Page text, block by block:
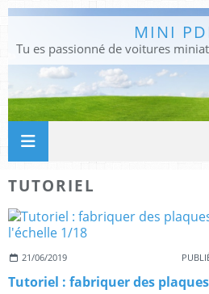
MINI
TUTORIEL
21/06/2019